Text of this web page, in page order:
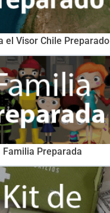
el Visor Chile Preparado
Familia Preparada